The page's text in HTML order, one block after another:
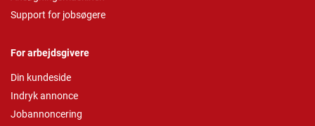
Support for jobsøgere
For arbejdsgivere
Din kundeside
Indryk annonce
Jobannoncering